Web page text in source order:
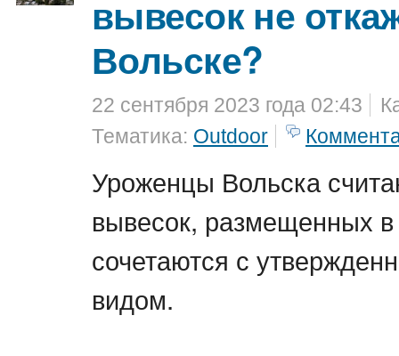
вывесок не
Вольске?
22 сентября 2023 года 02:43
Тематика: Outdoor
Уроженцы Вольска
вывесок, размещенных в
сочетаются с
видом.